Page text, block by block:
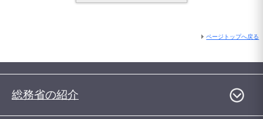
ページトップへ戻る
総務省の紹介